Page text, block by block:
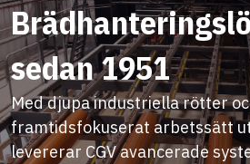
sedan 1951
Med djupa industriella rötter
framtidsfokuserat arbetssätt
levererar CGV avancerade